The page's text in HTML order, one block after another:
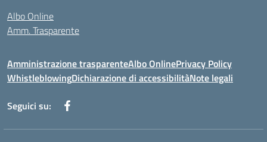
Albo Online
Amm. Trasparente
Amministrazione trasparenteAlbo OnlinePrivacy Policy
WhistleblowingDichiarazione di accessibilitàNote legali
Seguici su: